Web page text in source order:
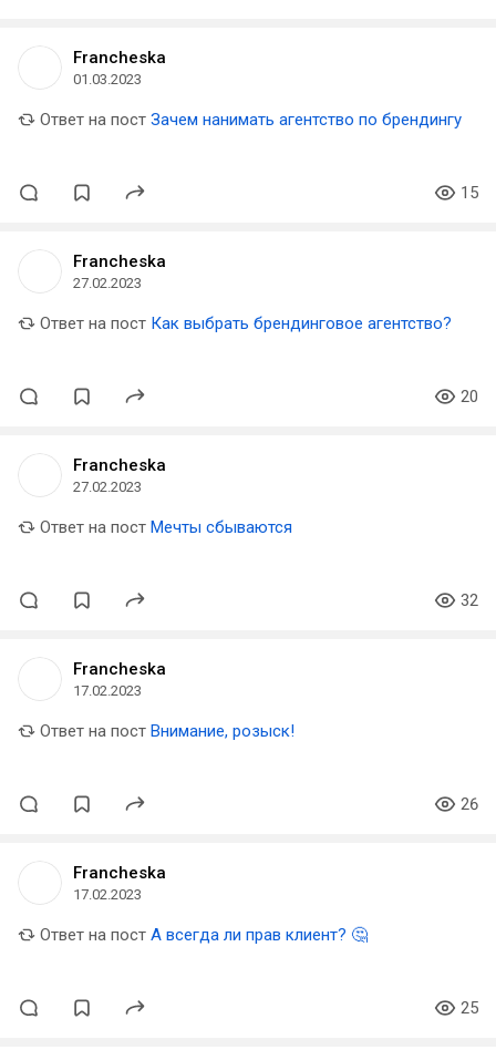
Francheska
01.03.2023
Ответ на пост Зачем нанимать агентство по брендингу
15
Francheska
27.02.2023
Ответ на пост Как выбрать брендинговое агентство?
20
Francheska
27.02.2023
Ответ на пост Мечты сбываются
32
Francheska
17.02.2023
Ответ на пост Внимание, розыск!
26
Francheska
17.02.2023
Ответ на пост А всегда ли прав клиент? 🤔
25